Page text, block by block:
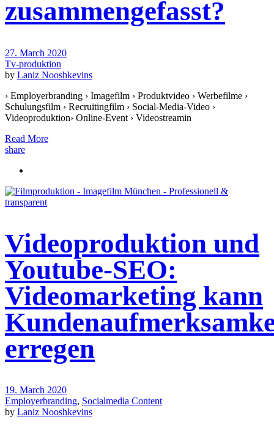
zusammengefasst?
27. March 2020
Tv-produktion
by Laniz Nooshkevins
› Employerbranding › Imagefilm › Produktvideo › Werbefilme ›
Schulungsfilm › Recruitingfilm › Social-Media-Video ›
Videoproduktion› Online-Event › Videostreamin
Read More
share
Videoproduktion und
Youtube-SEO:
Videomarketing kann
erregen
19. March 2020
Employerbranding, Socialmedia Content
by Laniz Nooshkevins